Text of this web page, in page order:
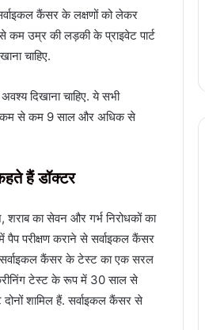
कैंसर के लक्षणों को लेकर
कम उम्र की लड़की के प्राइवेट पार्ट
चाहिए.
दिखाना चाहिए. ये सभी
कम से कम 9 साल और अधिक से
हैं डॉक्टर
शराब का सेवन और गर्भ निरोधकों का
परीक्षण कराने से सर्वाइकल कैंसर
सर्वाइकल कैंसर के टेस्ट का एक सरल
टेस्ट के रूप में 30 साल से
शामिल हैं. सर्वाइकल कैंसर से